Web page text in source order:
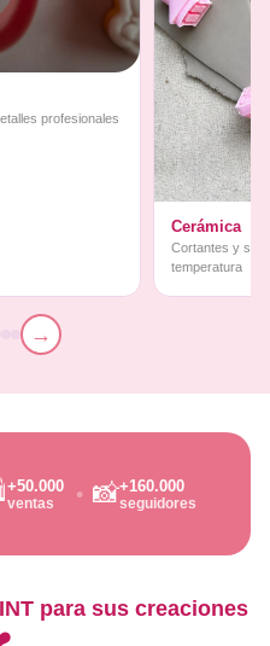
profesionales
Cerámica
Cortantes y
temperatura
→
+50.000
ventas 📸+160.000
seguidores
para sus creaciones